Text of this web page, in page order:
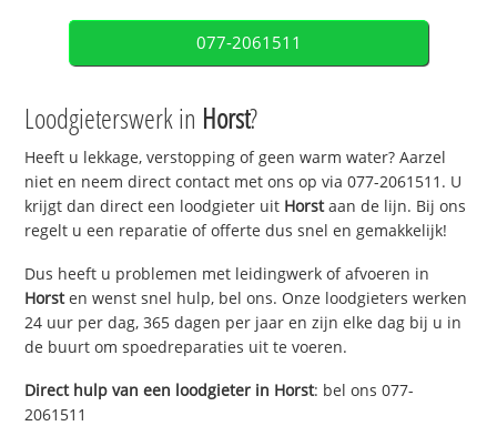
077-2061511
Loodgieterswerk in Horst?
Heeft u lekkage, verstopping of geen warm water? Aarzel
niet en neem direct contact met ons op via 077-2061511. U
krijgt dan direct een loodgieter uit Horstaan de lijn. Bij ons
regelt u een reparatie of offerte dus snel en gemakkelijk!
Dus heeft u problemen met leidingwerk of afvoeren in
Horsten wenst snel hulp, bel ons. Onze loodgieters werken
24 uur per dag, 365 dagen per jaar en zijn elke dag bij u in
de buurt om spoedreparaties uit te voeren.
Direct hulp van een loodgieter in Horst: bel ons 077-
2061511